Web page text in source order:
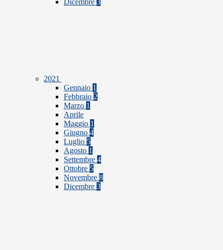
Dicembre 3
2021
Gennaio 1
Febbraio 2
Marzo 1
Aprile
Maggio 1
Giugno 4
Luglio 5
Agosto 1
Settembre 4
Ottobre 5
Novembre 8
Dicembre 3